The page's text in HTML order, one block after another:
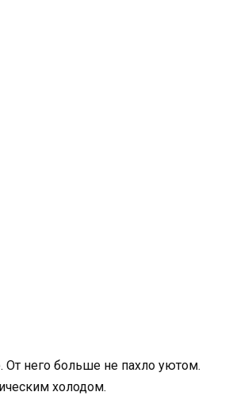
него больше не пахло уютом.
холодом.